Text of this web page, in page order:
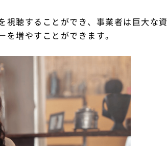
視聴することができ、事業者は巨大な資
増やすことができます。